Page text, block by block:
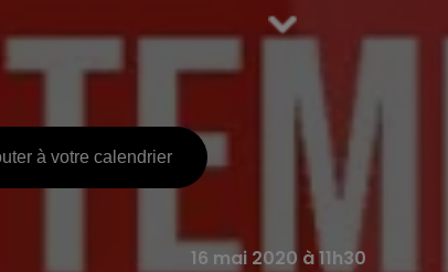
à votre calendrier
16 mai 2020 à 11h30